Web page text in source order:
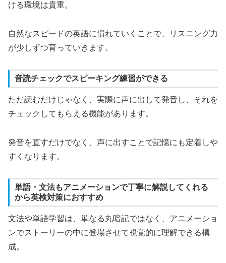
ける環境は貴重。
自然なスピードの英語に慣れていくことで、リスニング力
が少しずつ育っていきます。
音読チェックでスピーキング練習ができる
ただ読むだけじゃなく、実際に声に出して発音し、それを
チェックしてもらえる機能があります。
発音を直すだけでなく、声に出すことで記憶にも定着しや
すくなります。
単語・文法もアニメーションで丁寧に解説してくれる
から英検対策におすすめ
文法や単語学習は、単なる丸暗記ではなく、アニメーショ
ンでストーリーの中に登場させて視覚的に理解できる構
成。